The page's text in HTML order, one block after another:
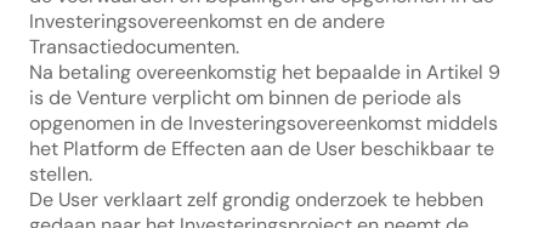
Investeringsovereenkomst en de andere
Transactiedocumenten.
Na betaling overeenkomstig het bepaalde in Artikel 9
is de Venture verplicht om binnen de periode als
opgenomen in de Investeringsovereenkomst middels
het Platform de Effecten aan de User beschikbaar te
stellen.
De User verklaart zelf grondig onderzoek te hebben